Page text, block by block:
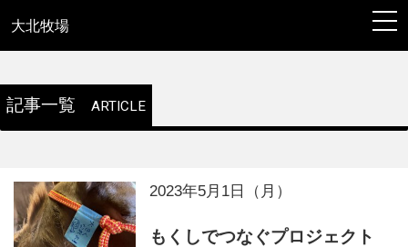
大北牧場
記事一覧 ARTICLE
2023年5月1日（月）
もくしでつなぐプロジェクト